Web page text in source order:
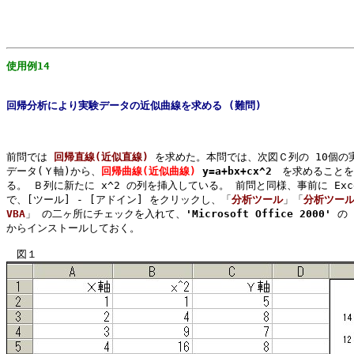
使用例14
回帰分析により実験データの近似曲線を求める (難問)
前問では 回帰直線(近似直線)
を求めた。本問では、次図Ｃ列の 10個の
データ(Ｙ軸)から、
回帰曲線(近似曲線) y=a+bx+cx^2 を求めること
る。 Ｂ列に新たに x^2 の列を挿入している。 前問と同様、事前に
で、[ツール] - [アドイン] をクリックし、「 分析ツール」「 分析ツー
VBA 」 の二ヶ所にチェックを入れて、 'Microsoft Office 2000'
の
からインストールしておく。